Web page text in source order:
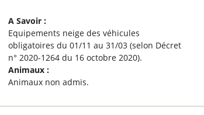
A Savoir :
Equipements neige des véhicules
obligatoires du 01/11 au 31/03 (selon Décret
n° 2020-1264 du 16 octobre 2020)
Animaux :
Animaux non admis